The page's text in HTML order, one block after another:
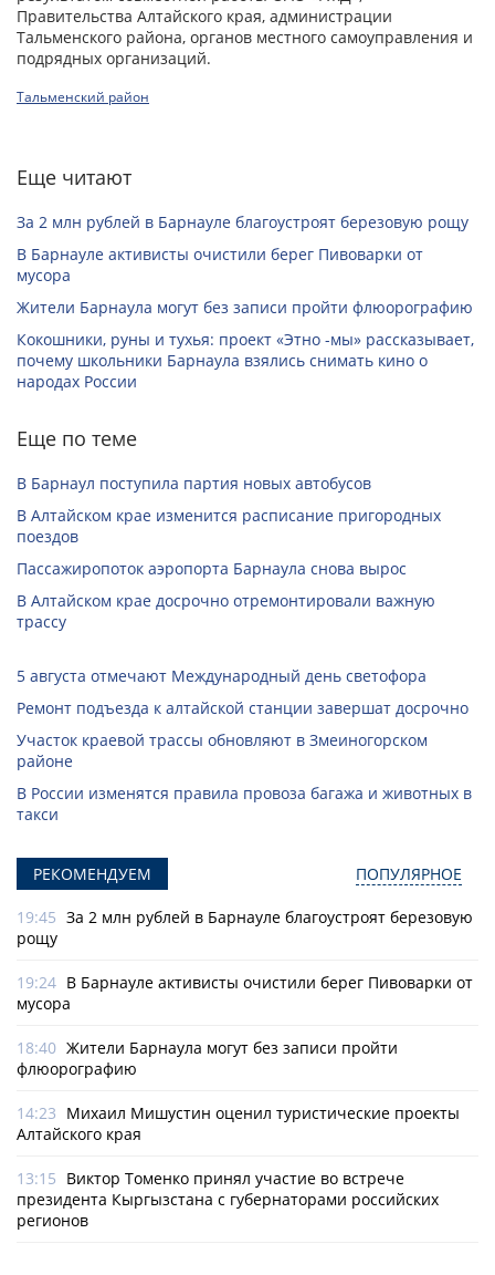
Правительства Алтайского края, администрации
Тальменского района, органов местного самоуправления и
подрядных организаций.
Тальменский район
Еще читают
За 2 млн рублей в Барнауле благоустроят березовую рощу
В Барнауле активисты очистили берег Пивоварки от
мусора
Жители Барнаула могут без записи пройти флюорографию
Кокошники, руны и тухья: проект «Этно -мы» рассказывает,
почему школьники Барнаула взялись снимать кино о
народах России
Еще по теме
В Барнаул поступила партия новых автобусов
В Алтайском крае изменится расписание пригородных
поездов
Пассажиропоток аэропорта Барнаула снова вырос
В Алтайском крае досрочно отремонтировали важную
трассу
5 августа отмечают Международный день светофора
Ремонт подъезда к алтайской станции завершат досрочно
Участок краевой трассы обновляют в Змеиногорском
районе
В России изменятся правила провоза багажа и животных в
такси
РЕКОМЕНДУЕМ ПОПУЛЯРНОЕ
19:45 За 2 млн рублей в Барнауле благоустроят березовую
рощу
19:24 В Барнауле активисты очистили берег Пивоварки от
мусора
18:40 Жители Барнаула могут без записи пройти
флюорографию
14:23 Михаил Мишустин оценил туристические проекты
Алтайского края
13:15 Виктор Томенко принял участие во встрече
президента Кыргызстана с губернаторами российских
регионов